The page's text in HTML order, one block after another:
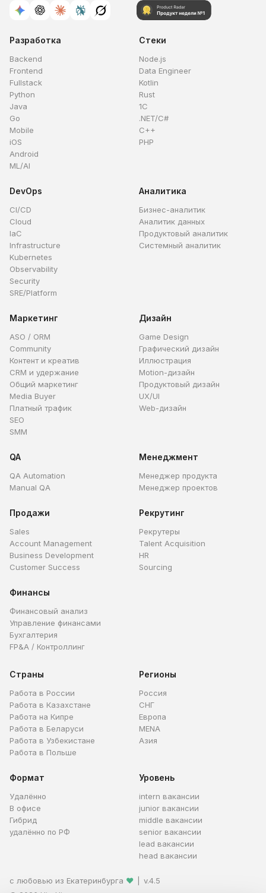
Разработка
Backend
Frontend
Fullstack
Python
Java
Go
Mobile
iOS
Android
ML/AI
Стеки
Node.js
Data Engineer
Kotlin
Rust
1C
.NET/C#
C++
PHP
DevOps
CI/CD
Cloud
IaC
Infrastructure
Kubernetes
Observability
Security
SRE/Platform
Аналитика
Бизнес-аналитик
Аналитик данных
Продуктовый аналитик
Системный аналитик
Маркетинг
ASO / ORM
Community
Контент и креатив
CRM и удержание
Общий маркетинг
Media Buyer
Платный трафик
SEO
SMM
Дизайн
Game Design
Графический дизайн
Иллюстрация
Motion-дизайн
Продуктовый дизайн
UX/UI
Web-дизайн
QA
QA Automation
Manual QA
Менеджмент
Менеджер продукта
Менеджер проектов
Продажи
Sales
Account Management
Business Development
Customer Success
Рекрутинг
Рекрутеры
Talent Acquisition
HR
Sourcing
Финансы
Финансовый анализ
Управление финансами
Бухгалтерия
FP&A / Контроллинг
Страны
Работа в России
Работа в Казахстане
Работа на Кипре
Работа в Беларуси
Работа в Узбекистане
Работа в Польше
Регионы
Россия
СНГ
Европа
MENA
Азия
Формат
Удалённо
В офисе
Гибрид
удалённо по РФ
Уровень
intern вакансии
junior вакансии
middle вакансии
senior вакансии
lead вакансии
head вакансии
с любовью из Екатеринбурга ❤
v.4.5